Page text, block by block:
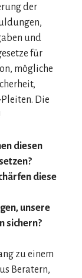
der
und
für
mögliche
Die
diesen
diese
unsere
sichern?
zu einem
Beratern,